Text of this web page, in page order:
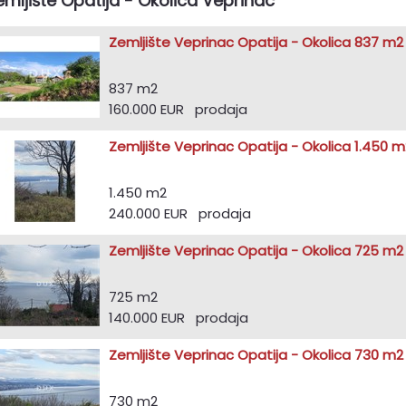
Zemljište Veprinac Opatija - Okolica 837 m2
837 m2
160.000 EUR prodaja
Zemljište Veprinac Opatija - Okolica 1.450
1.450 m2
240.000 EUR prodaja
Zemljište Veprinac Opatija - Okolica 725 m2
725 m2
140.000 EUR prodaja
Zemljište Veprinac Opatija - Okolica 730 m2
730 m2